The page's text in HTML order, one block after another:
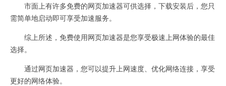
市面上有许多免费的网页加速器可供选择，下载安装后，您只
需简单地启动即可享受加速服务。
综上所述，免费使用网页加速器是您享受极速上网体验的最佳
选择。
通过网页加速器，您可以提升上网速度、优化网络连接，享受
更好的网络体验。